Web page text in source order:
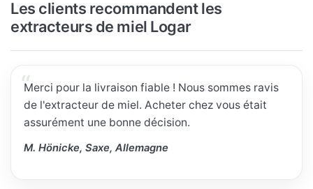
Les clients recommandent les
extracteurs de miel Logar
Merci pour la livraison fiable ! Nous sommes ravis
de l'extracteur de miel. Acheter chez vous était
assurément une bonne décision.
M. Hönicke, Saxe, Allemagne